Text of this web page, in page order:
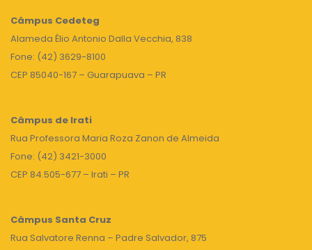
Câmpus Cedeteg
Alameda Élio Antonio Dalla Vecchia, 838
Fone: (42) 3629-8100
CEP 85040-167 – Guarapuava – PR
Câmpus de Irati
Rua Professora Maria Roza Zanon de Almeida
Fone: (42) 3421-3000
CEP 84.505-677 – Irati – PR
Câmpus Santa Cruz
Rua Salvatore Renna – Padre Salvador, 875